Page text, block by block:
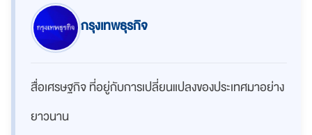
กรุงเทพธุรกิจ
สื่อเศรษฐกิจ ที่อยู่กับการเปลี่ยนแปลงของประเทศมาอย่าง
ยาวนาน